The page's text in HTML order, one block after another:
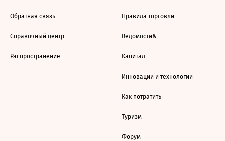
Обратная связь
Справочный центр
Распространение
Правила торговли
Ведомости&
Капитал
Инновации и технологии
Как потратить
Туризм
Форум